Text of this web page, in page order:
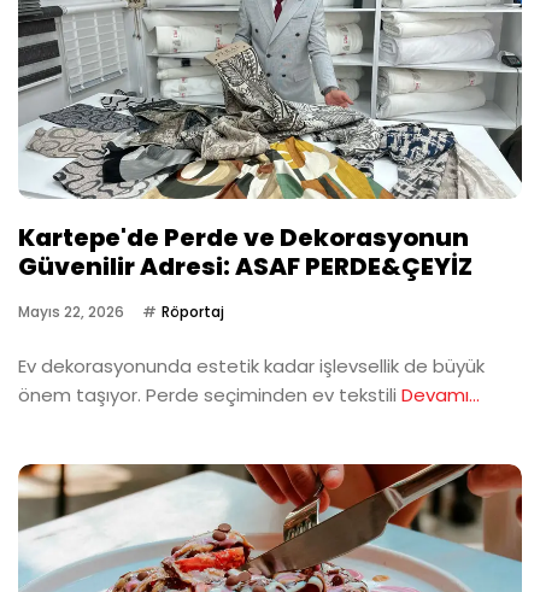
Kartepe'de Perde ve Dekorasyonun
Güvenilir Adresi: ASAF PERDE&ÇEYİZ
Mayıs 22, 2026 Röportaj
Ev dekorasyonunda estetik kadar işlevsellik de büyük
önem taşıyor. Perde seçiminden ev tekstili Devamı...